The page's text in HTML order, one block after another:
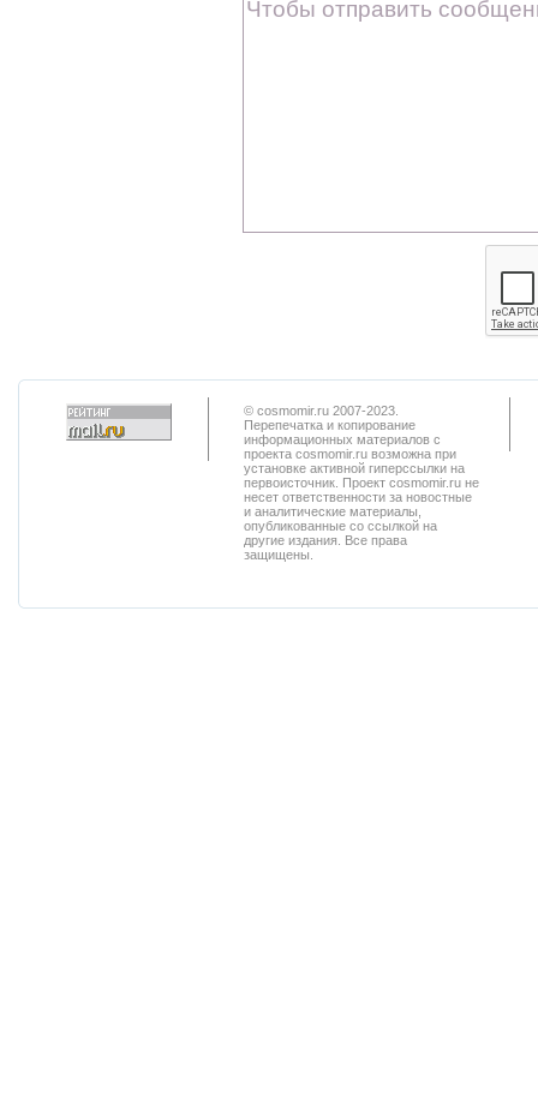
© cosmomir.ru 2007-2023.
Перепечатка и копирование
информационных материалов с
проекта cosmomir.ru возможна при
установке активной гиперссылки на
первоисточник. Проект cosmomir.ru не
несет ответственности за новостные
и аналитические материалы,
опубликованные со ссылкой на
другие издания. Все права
защищены.